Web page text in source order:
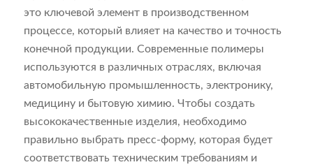
это ключевой элемент в производственном
процессе, который влияет на качество и точность
конечной продукции. Современные полимеры
используются в различных отраслях, включая
автомобильную промышленность, электронику,
медицину и бытовую химию. Чтобы создать
высококачественные изделия, необходимо
правильно выбрать пресс-форму, которая будет
соответствовать техническим требованиям и